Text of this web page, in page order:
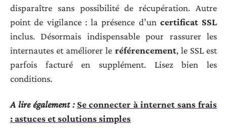
disparaître sans possibilité de récupération. Autre
point de vigilance : la présence d’un certificat SSL
inclus. Désormais indispensable pour rassurer les
internautes et améliorer le référencement, le SSL est
parfois facturé en supplément. Lisez bien les
conditions.
A lire également : Se connecter à internet sans frais
: astuces et solutions simples